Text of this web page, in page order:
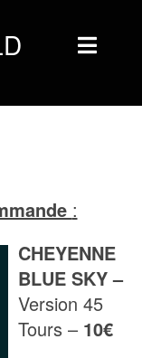
:
CHEYENNE
BLUE SKY –
Version 45
Tours – 10€